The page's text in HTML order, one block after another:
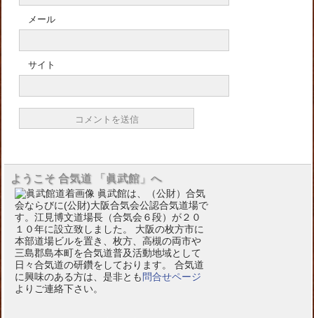
メール
サイト
ようこそ 合気道 「眞武館」へ
眞武館は、（公財）合気
会ならびに(公財)大阪合気会公認合気道場で
す。江見博文道場長（合気会６段）が２０
１０年に設立致しました。 大阪の枚方市に
本部道場ビルを置き、枚方、高槻の両市や
三島郡島本町を合気道普及活動地域として
日々合気道の研鑽をしております。 合気道
に興味のある方は、是非とも 問合せページ
よりご連絡下さい。